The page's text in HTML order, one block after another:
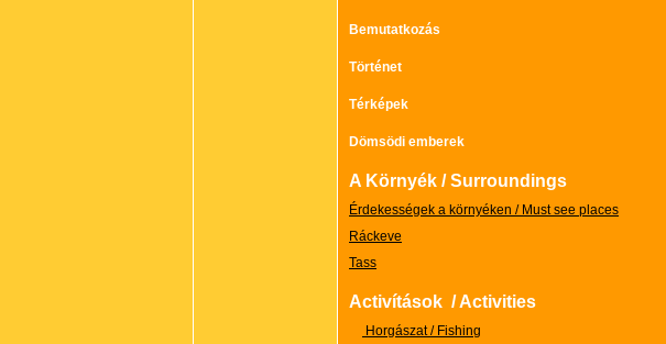
Bemutatkozás
Történet
Térképek
Dömsödi emberek
A Környék / Surroundings
Érdekességek a környéken / Must see places
Ráckeve
Tass
Activítások / Activities
Horgászat / Fishing